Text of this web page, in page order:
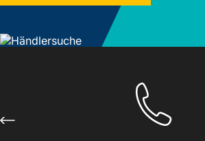
Previous